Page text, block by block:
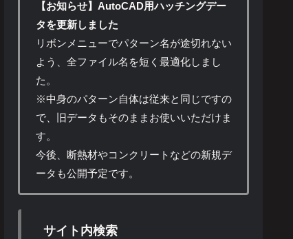
【お知らせ】AutoCAD用ハッチングデー
タを更新しました
リボンメニューでパターン名が途切れない
よう、全ファイル名を短く最適化しまし
た。
※中身のパターン自体は従来と同じですの
で、旧データもそのままお使いいただけま
す。
今後、断熱材やコンクリートなどの新規デ
ータも公開予定です。
サイト内検索